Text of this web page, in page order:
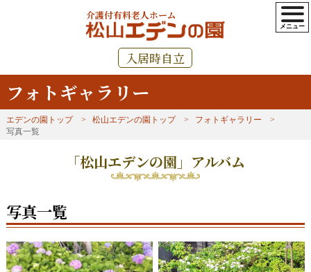
介護付有料老人ホーム
入居時自立
フォトギャラリー
エデンの園トップ 松山エデンの園トップ
フォトギャラリー
写真一覧
「松山エデンの園」アルバム
写真一覧